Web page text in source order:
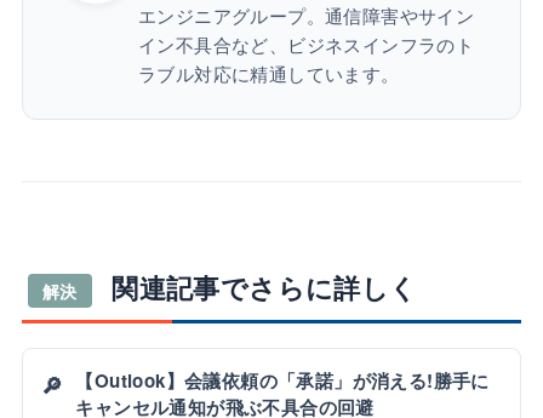
エンジニアグループ。通信障害やサイン
イン不具合など、ビジネスインフラのト
ラブル対応に精通しています。
解決 関連記事でさらに詳しく
🔎
【Outlook】会議依頼の「承諾」が消える!勝手に
キャンセル通知が飛ぶ不具合の回避